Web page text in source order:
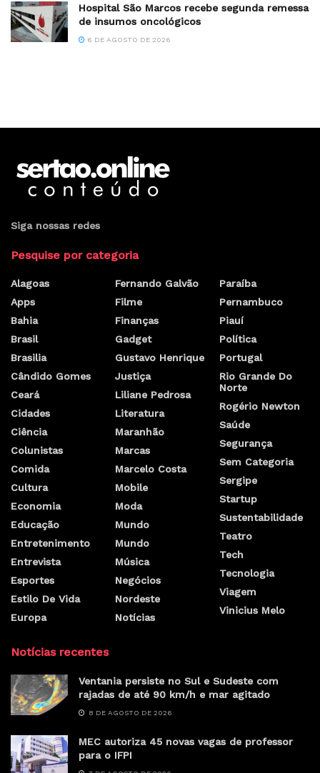
Hospital São Marcos recebe segunda remessa
de insumos oncológicos
6 DE AGOSTO DE 2026
Siga nossas redes
Pesquise por categoria
Alagoas
Apps
Bahia
Brasil
Brasilia
Cândido Gomes
Ceará
Cidades
Ciência
Colunistas
Comida
Cultura
Economia
Educação
Entretenimento
Entrevista
Esportes
Estilo De Vida
Europa
Fernando Galvão
Filme
Finanças
Gadget
Gustavo Henrique
Justiça
Liliane Pedrosa
Literatura
Maranhão
Marcas
Marcelo Costa
Mobile
Moda
Mundo
Mundo
Música
Negócios
Nordeste
Notícias
Paraíba
Pernambuco
Piauí
Política
Portugal
Rio Grande Do
Norte
Rogério Newton
Saúde
Segurança
Sem Categoria
Sergipe
Startup
Sustentabilidade
Teatro
Tech
Tecnologia
Viagem
Vinicius Melo
Notícias recentes
Ventania persiste no Sul e Sudeste com
rajadas de até 90 km/h e mar agitado
8 DE AGOSTO DE 2026
MEC autoriza 45 novas vagas de professor
para o IFPI